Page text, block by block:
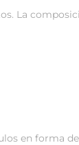
La
en forma